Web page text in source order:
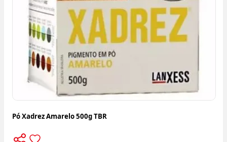
Pó Xadrez Amarelo 500g TBR